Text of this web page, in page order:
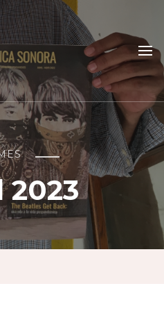
2023